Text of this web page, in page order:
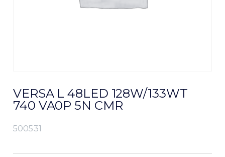
VERSA L 48LED 128W/133WT
740 VA0P 5N CMR
500531